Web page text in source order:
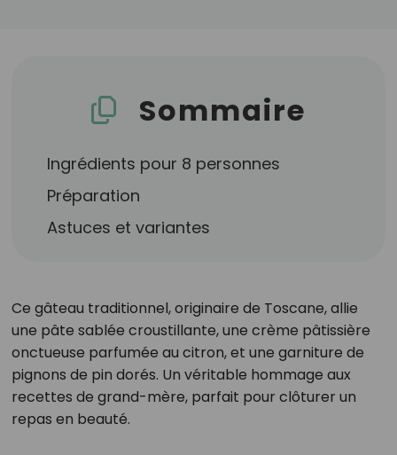
Sommaire
Ingrédients pour 8 personnes
Préparation
Astuces et variantes
Ce gâteau traditionnel, originaire de Toscane, allie
une pâte sablée croustillante, une crème pâtissière
onctueuse parfumée au citron, et une garniture de
pignons de pin dorés. Un véritable hommage aux
recettes de grand-mère, parfait pour clôturer un
repas en beauté.​